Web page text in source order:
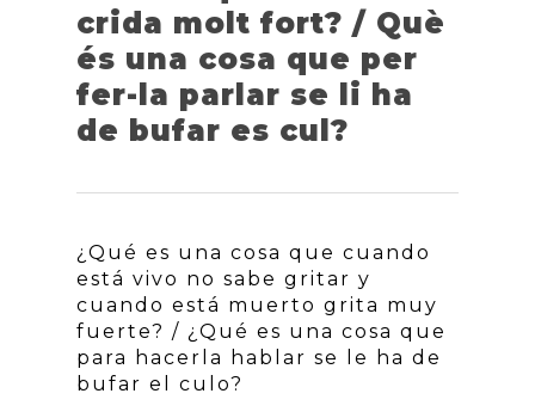
crida molt fort? / Què
és una cosa que per
fer-la parlar se li ha
de bufar es cul?
¿Qué es una cosa que cuando
está vivo no sabe gritar y
cuando está muerto grita muy
fuerte? / ¿Qué es una cosa que
para hacerla hablar se le ha de
bufar el culo?